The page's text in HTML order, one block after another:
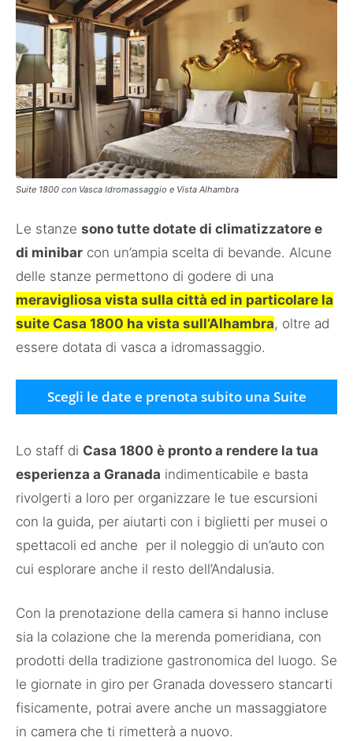
Suite 1800 con Vasca Idromassaggio e Vista Alhambra
Le stanze sono tutte dotate di climatizzatore e
di minibar con un’ampia scelta di bevande. Alcune
delle stanze permettono di godere di una
meravigliosa vista sulla città ed in particolare la
suite Casa 1800 ha vista sull’Alhambra, oltre ad
essere dotata di vasca a idromassaggio.
Scegli le date e prenota subito una Suite
Lo staff di Casa 1800 è pronto a rendere la tua
esperienza a Granada indimenticabile e basta
rivolgerti a loro per organizzare le tue escursioni
con la guida, per aiutarti con i biglietti per musei o
spettacoli ed anche per il noleggio di un’auto con
cui esplorare anche il resto dell’Andalusia.
Con la prenotazione della camera si hanno incluse
sia la colazione che la merenda pomeridiana, con
prodotti della tradizione gastronomica del luogo. Se
le giornate in giro per Granada dovessero stancarti
fisicamente, potrai avere anche un massaggiatore
in camera che ti rimetterà a nuovo.